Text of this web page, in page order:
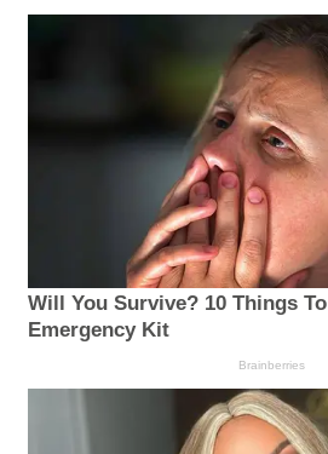
Will You Survive? 10 Things
Emergency Kit
Brainberries